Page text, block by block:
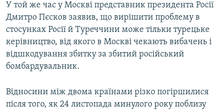
У той же час у Москві представник президента Росії
Дмитро Пєсков заявив, що вирішити проблему в
стосунках Росії й Туреччини може тільки турецьке
керівництво, від якого в Москві чекають вибачень і
відшкодування збитку за збитий російський
бомбардувальник.
Відносини між двома країнами різко погіршилися
після того, як 24 листопада минулого року поблизу